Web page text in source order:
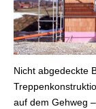
Nicht abgedeckte
auf dem Gehweg